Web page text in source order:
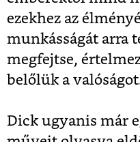
ezekhez az
munkásságát arra
megfejtse,
belőlük a
Dick ugyanis már